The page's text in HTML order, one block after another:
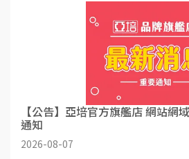
【公告】亞培官方旗艦店 網站網
通知
2026-08-07